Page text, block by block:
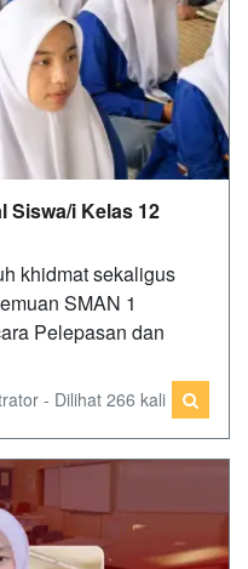
Siswa/i Kelas 12
khidmat sekaligus
SMAN 1
Pelepasan dan
- Dilihat 266 kali